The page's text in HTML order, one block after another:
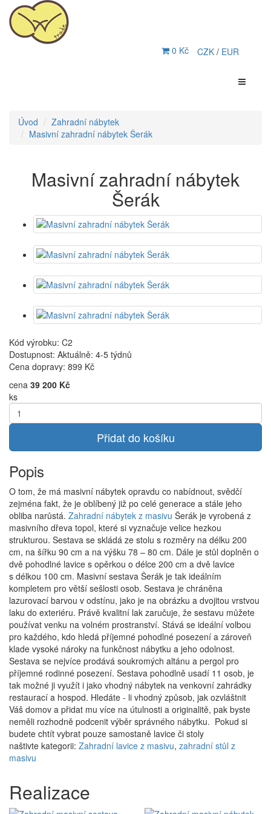
0 Kč CZK / EUR
Úvod
Zahradní nábytek
Masivní zahradní nábytek Šerák
Masivní zahradní nábytek
Šerák
Kód výrobku: C2
Dostupnost: Aktuálně: 4-5 týdnů
Cena dopravy: 899 Kč
cena 39 200 Kč
ks
Přidat do košíku
Popis
O tom, že má masivní nábytek opravdu co nabídnout, svědčí
zejména fakt, že je oblíbený již po celé generace a stále jeho
obliba narůstá. Zahradní nábytek z masivu Šerák je vyrobená z
masivního dřeva topol, které si vyznačuje velice hezkou
strukturou. Sestava se skládá ze stolu s rozměry na délku 200
cm, na šířku 90 cm a na výšku 78 – 80 cm. Dále je stůl doplněn o
dvě pohodlné lavice s opěrkou o délce 200 cm a dvě lavice
s délkou 100 cm. Masivní sestava Šerák je tak ideálním
kompletem pro větší sešlosti osob. Sestava je chráněna
lazurovací barvou v odstínu, jako je na obrázku a dvojitou vrstvou
laku do exteriéru. Právě kvalitní lak zaručuje, že sestavu můžete
používat venku na volném prostranství. Stává se ideální volbou
pro každého, kdo hledá příjemné pohodlné posezení a zároveň
klade vysoké nároky na funkčnost nábytku a jeho odolnost.
Sestava se nejvíce prodává soukromých altánu a pergol pro
příjemné rodinné posezení. Sestava pohodlně usadí 11 osob, je
tak možné ji využít i jako vhodný nábytek na venkovní zahrádky
restaurací a hospod. Hledáte - li vhodný způsob, jak ozvláštnit
Váš domov a přidat mu více na útulnosti a originalitě, pak byste
neměli rozhodně podcenit výběr správného nábytku. Pokud si
budete chtít vybrat pouze samostaně lavice či stoly
naštivte kategorii: Zahradní lavice z masivu, zahradní stůl z
masivu
Realizace